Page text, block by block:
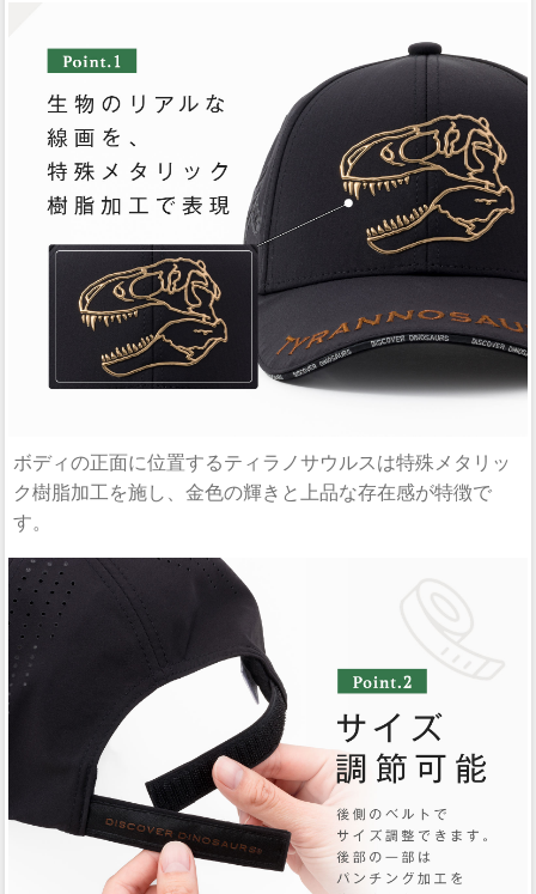
ボディの正面に位置するティラノサウルスは特殊メタリッ
ク樹脂加工を施し、金色の輝きと上品な存在感が特徴で
す。